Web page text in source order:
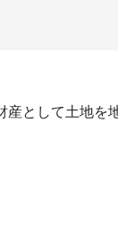
として土地を